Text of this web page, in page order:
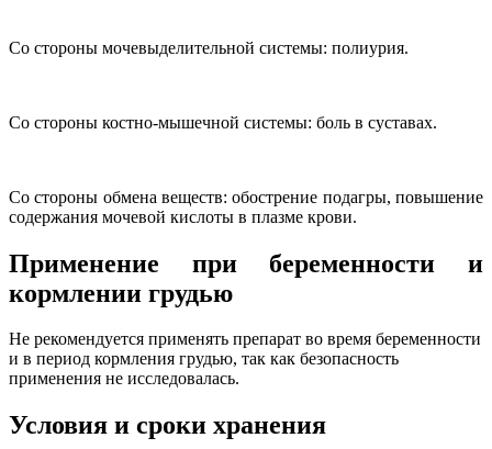
Со стороны мочевыделительной системы: полиурия.
Со стороны костно-мышечной системы: боль в суставах.
Со стороны обмена веществ: обострение подагры, повышение
содержания мочевой кислоты в плазме крови.
Применение при беременности и
кормлении грудью
Не рекомендуется применять препарат во время беременности
и в период кормления грудью, так как безопасность
применения не исследовалась.
Условия и сроки хранения